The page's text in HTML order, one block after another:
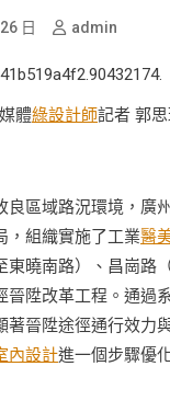
日 admin
體綠設計師記者 郭
良區域路況環境，廣
，組織實施了工業醫
東曉南路）、昌崗路
晉陞改革工程。通過
著晉陞途徑通行效力
內設計進一個步驟優